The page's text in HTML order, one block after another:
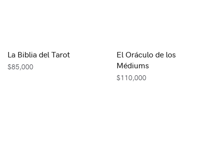
La Biblia del Tarot
$85,000
El Oráculo de los
Médiums
$110,000